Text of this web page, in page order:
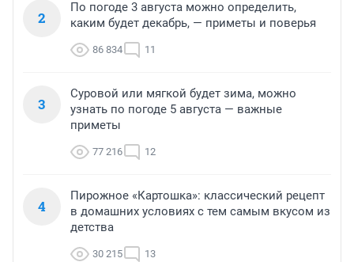
2
По погоде 3 августа можно определить,
каким будет декабрь, — приметы и поверья
86 834 11
3
Суровой или мягкой будет зима, можно
узнать по погоде 5 августа — важные
приметы
77 216 12
4
Пирожное «Картошка»: классический рецепт
в домашних условиях с тем самым вкусом из
детства
30 215 13